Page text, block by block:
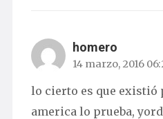
homero
14 marzo, 2016
lo cierto es que existió
america lo prueba,